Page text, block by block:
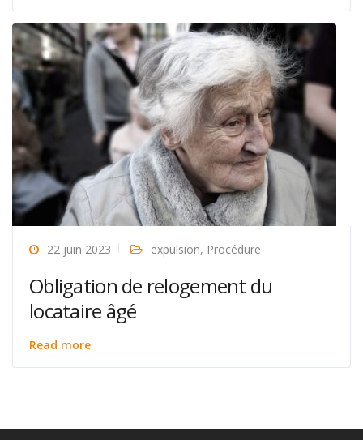
22 juin 2023 expulsion, Procédure
Obligation de relogement du
locataire âgé
Read more